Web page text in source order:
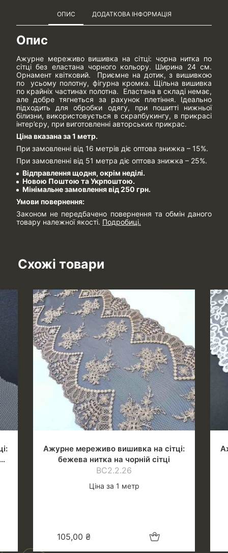
ОПИС ДОДАТКОВА ІНФОРМАЦІЯ
Опис
Ажурне мереживо вишивка на сітці: чорна нитка по
сітці без еластана чорного кольору. Ширина 24 см.
Орнамент квітковий. Приємне на дотик, з вишивкою
по усьому полотну, фігурна кромка. Щільна вишивка
по крайніх частинах полотна. Еластана в складі немає,
але добре тягнеться за рахунок плетіння. Ідеально
підходить для обробки одягу, при пошитті нижньої
білизни, використовується в скрапбукингу, в прикрасі
інтер’єру, при виготовленні авторських прикрас.
Ціна вказана за 1 метр.
При замовленні від 16 метрів діє оптова знижка – 15%.
При замовленні від 51 метра діє оптова знижка – 25%.
Відправлення щодня, окрім неділі.
Новою Поштою та Укрпоштою.
Мінімальне замовлення від 250 грн.
Умови повернення:
Законом не передбачено повернення та обмін даного
товару належної якості. Подробиці.
Схожі товари
Ажурне мереживо вишивка на сітці:
бежева нитка на чорній сітці
ВС2.2.26
Ціна за 1 метр
105,00 ₴ Додати в кошик